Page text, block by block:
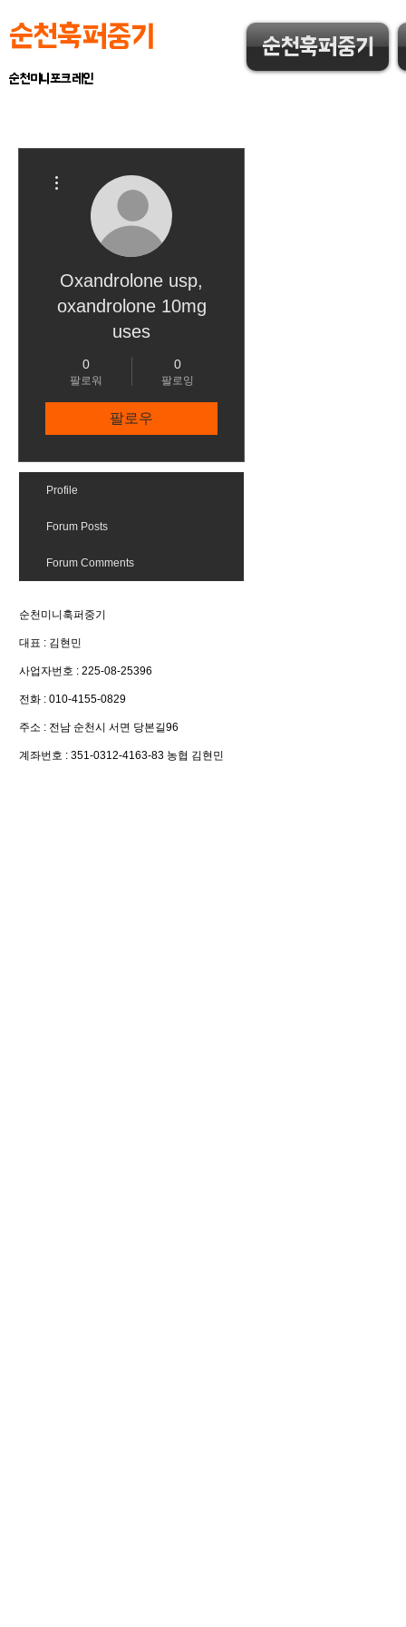
순천훅퍼중기
순천훅퍼중기
순천미니포크레인
Oxandrolone usp,
oxandrolone 10mg
uses
0
팔로워
0
팔로잉
팔로우
Profile
Forum Posts
Forum Comments
순천미니훅퍼중기
대표 : 김현민
​사업자번호 : 225-08-25396
전화 : 010-4155-0829
주소 : 전남 순천시 서면 당본길96
계좌번호 : 351-0312-4163-83 농협 김현민